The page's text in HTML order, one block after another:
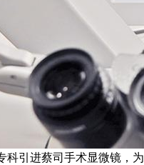
科引进蔡司手术显微镜，